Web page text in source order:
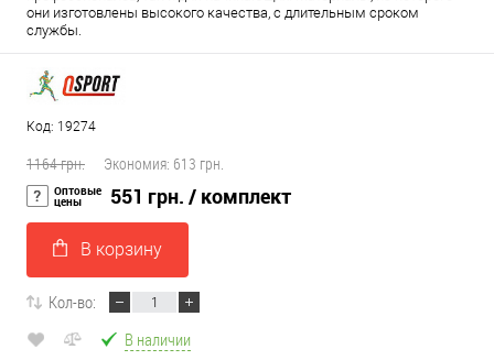
они изготовлены высокого качества, с длительным сроком
службы.
Код: 19274
1164 грн. Экономия: 613 грн.
Оптовые
цены 551 грн. / комплект
В корзину
Кол-во:
В наличии